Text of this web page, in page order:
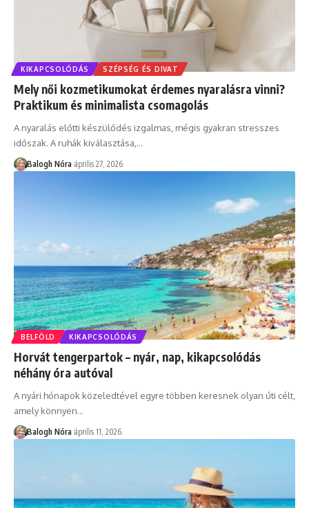
KIKAPCSOLÓDÁS SZÉPSÉG ÉS DIVAT
Mely női kozmetikumokat érdemes nyaralásra vinni?
Praktikum és minimalista csomagolás
A nyaralás előtti készülődés izgalmas, mégis gyakran stresszes
időszak. A ruhák kiválasztása, …
Balogh Nóra április 27, 2026
BELFÖLD KIKAPCSOLÓDÁS
Horvát tengerpartok – nyár, nap, kikapcsolódás
néhány óra autóval
A nyári hónapok közeledtével egyre többen keresnek olyan úti célt,
amely könnyen…
Balogh Nóra április 11, 2026